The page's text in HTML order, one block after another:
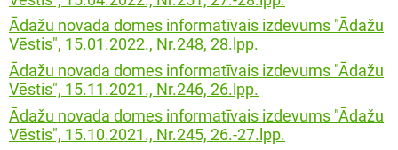
Ādažu novada domes informatīvais izdevums "Ādažu
Vēstis", 15.01.2022., Nr.248, 28.lpp.
Ādažu novada domes informatīvais izdevums "Ādažu
Vēstis", 15.11.2021., Nr.246, 26.lpp.
Ādažu novada domes informatīvais izdevums "Ādažu
Vēstis", 15.10.2021., Nr.245, 26.-27.lpp.
un rekvizīti
projekti
semināri
“LEADER pieejas īstenošana 2009-
(ELFLA)”
“LEADER pieejas īstenošana 2009-
(EZF)”
projekti
iesniegumu veidlapas
apstiprinātie projekti